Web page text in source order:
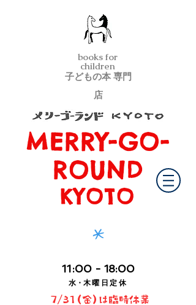
子どもの本 専門
店
books for
children
メリーゴーランド京都
MERRY-GO-
ROUND
KYOTO
*
11 :00 - 18:00
水・ 木曜日定休
7/31(金)は臨時休業